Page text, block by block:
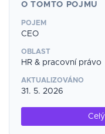
O TOMTO POJMU
POJEM
CEO
OBLAST
HR & pracovní právo
AKTUALIZOVÁNO
31. 5. 2026